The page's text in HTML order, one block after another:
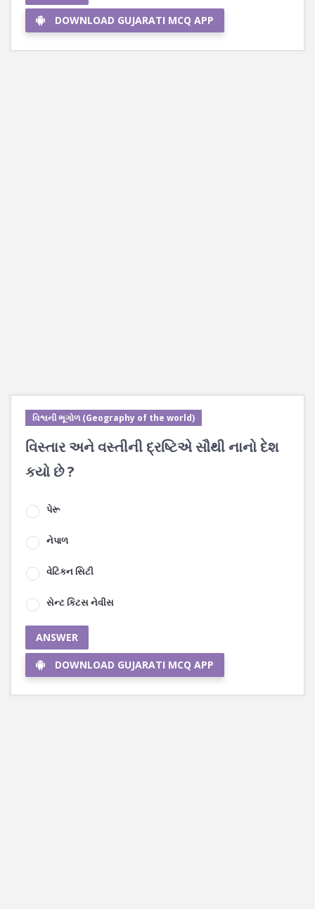
DOWNLOAD GUJARATI MCQ APP
વિશ્વની ભૂગોળ (Geography of the world)
વિસ્તાર અને વસ્તીની દ્રષ્ટિએ સૌથી નાનો દેશ
કયો છે ?
પેરૂ
નેપાળ
વેટિકન સિટી
સેન્ટ કિટસ નેવીસ
ANSWER
DOWNLOAD GUJARATI MCQ APP